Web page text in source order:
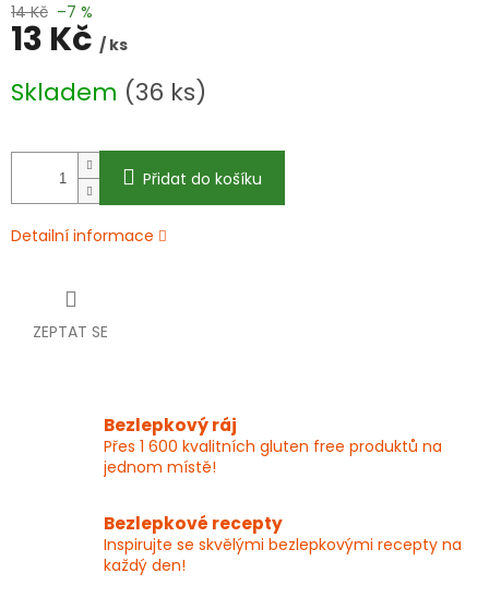
14 Kč –7 %
13 Kč / ks
cena:
Skladem (36 ks)
Přidat do košíku
Detailní informace
ZEPTAT SE
Bezlepkový ráj
Přes 1 600 kvalitních gluten free produktů na
jednom místě!
Bezlepkové recepty
Inspirujte se skvělými bezlepkovými recepty na
každý den!